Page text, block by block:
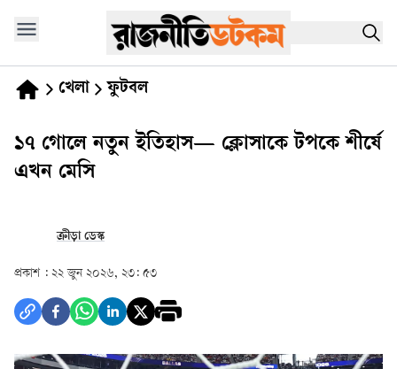
খেলা ফুটবল
১৭ গোলে নতুন ইতিহাস— ক্লোসাকে টপকে শীর্ষে
এখন মেসি
ক্রীড়া ডেস্ক
প্রকাশ : ২২ জুন ২০২৬, ২৩: ৫৩